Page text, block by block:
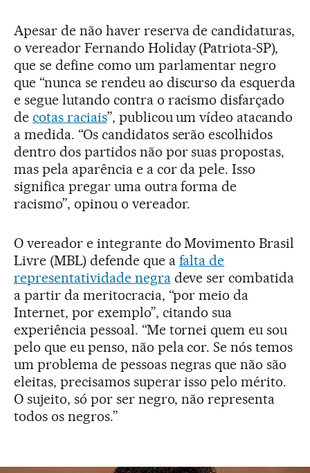
Apesar de não haver reserva de candidaturas,
o vereador Fernando Holiday (Patriota-SP),
que se define como um parlamentar negro
que “nunca se rendeu ao discurso da esquerda
e segue lutando contra o racismo disfarçado
de cotas raciais”, publicou um vídeo atacando
a medida. “Os candidatos serão escolhidos
dentro dos partidos não por suas propostas,
mas pela aparência e a cor da pele. Isso
significa pregar uma outra forma de
racismo”, opinou o vereador.
O vereador e integrante do Movimento Brasil
Livre (MBL) defende que a falta de
representatividade negradeve ser combatida
a partir da meritocracia, “por meio da
Internet, por exemplo”, citando sua
experiência pessoal. “Me tornei quem eu sou
pelo que eu penso, não pela cor. Se nós temos
um problema de pessoas negras que não são
eleitas, precisamos superar isso pelo mérito.
O sujeito, só por ser negro, não representa
todos os negros.”